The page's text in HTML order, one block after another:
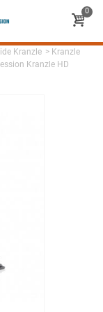
0
Kranzle > Kranzle
Kranzle HD